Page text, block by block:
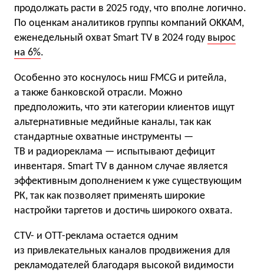
продолжать расти в 2025 году, что вполне логично.
По оценкам аналитиков группы компаний OKKAM,
еженедельный охват Smart TV в 2024 году вырос
на 6%.
Особенно это коснулось ниш FMCG и ритейла,
а также банковской отрасли. Можно
предположить, что эти категории клиентов ищут
альтернативные медийные каналы, так как
стандартные охватные инструменты —
ТВ и радиореклама — испытывают дефицит
инвентаря. Smart TV в данном случае является
эффективным дополнением к уже существующим
РК, так как позволяет применять широкие
настройки таргетов и достичь широкого охвата.
CTV- и OTT-реклама остается одним
из привлекательных каналов продвижения для
рекламодателей благодаря высокой видимости